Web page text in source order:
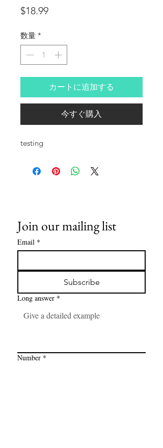
$18.99価格
数量 *
カートに追加する
今すぐ購入
testing
Join our mailing list
Email *
Subscribe
Long answer *
Number *